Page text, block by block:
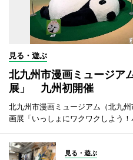
見る・遊ぶ
北九州市漫画ミュージア
展」 九州初開催
北九州市漫画ミュージアム（北九
画展「いっしょにワクワクしよう！
見る・遊ぶ